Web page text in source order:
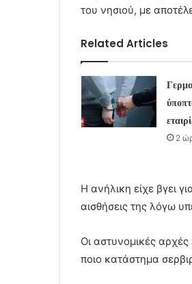
του νησιού, με
Related Articles
2
Η ανήλικη είχε βγει
αισθήσεις της λόγω
Οι αστυνομικές αρχές
ποιο κατάστημα